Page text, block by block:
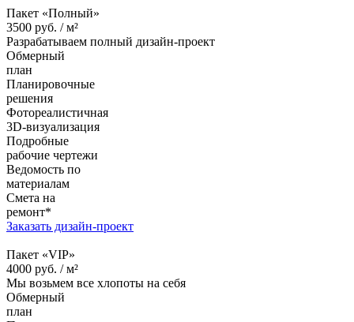
Пакет «Полный»
3500 руб. /м²
Разрабатываем полный дизайн-проект
Обмерный
план
Планировочные
решения
Фотореалистичная
3D-визуализация
Подробные
рабочие чертежи
Ведомость по
материалам
Смета на
ремонт*
Заказать дизайн-проект
Пакет «VIP»
4000 руб. /м²
Мы возьмем все хлопоты на себя
Обмерный
план